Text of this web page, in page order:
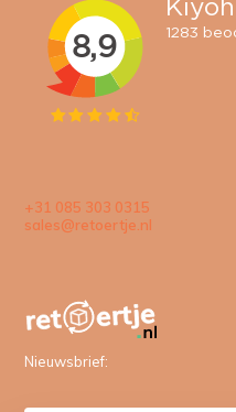
+31 085 303 0315
sales@retoertje.nl
Nieuwsbrief: